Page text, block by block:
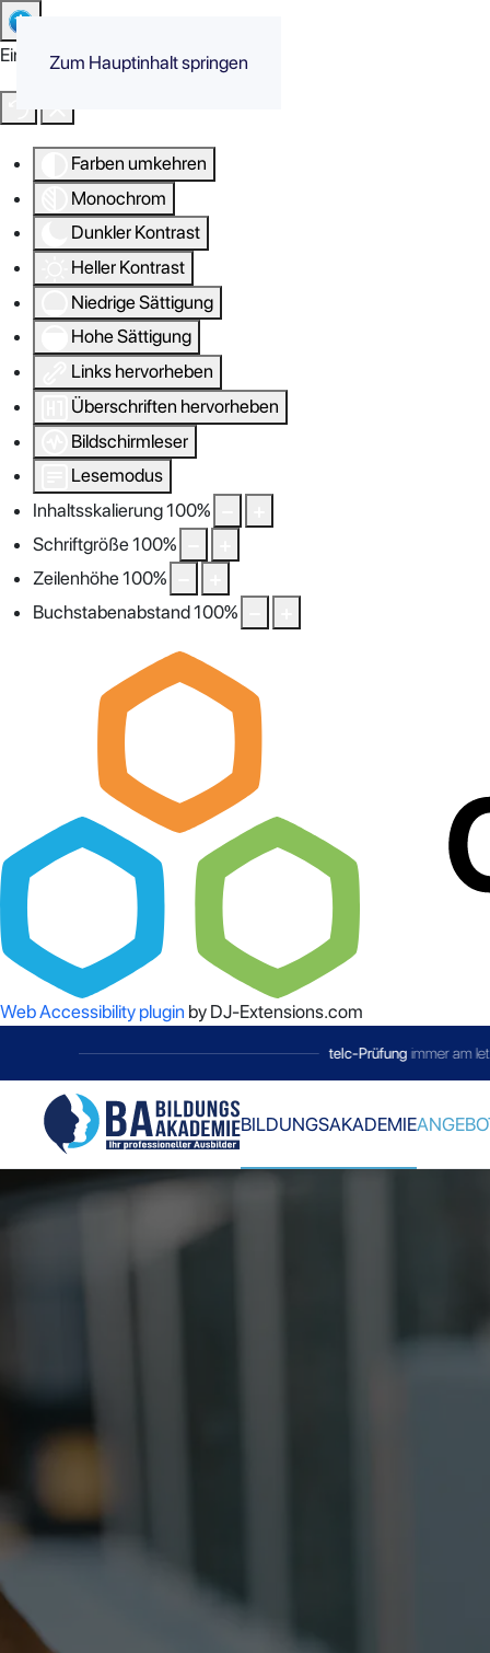
Eingabehilfen öffnen
Farben umkehren
Monochrom
Dunkler Kontrast
Heller Kontrast
Niedrige Sättigung
Hohe Sättigung
Links hervorheben
Überschriften hervorheben
Bildschirmleser
Lesemodus
Inhaltsskalierung100%
Schriftgröße100%
Zeilenhöhe100%
Buchstabenabstand100%
Web Accessibility plugin by DJ-Extensions.com
Zum Hauptinhalt springen
telc-Prüfungimmer am letzten Samstag
BILDUNGSAKADEMIE